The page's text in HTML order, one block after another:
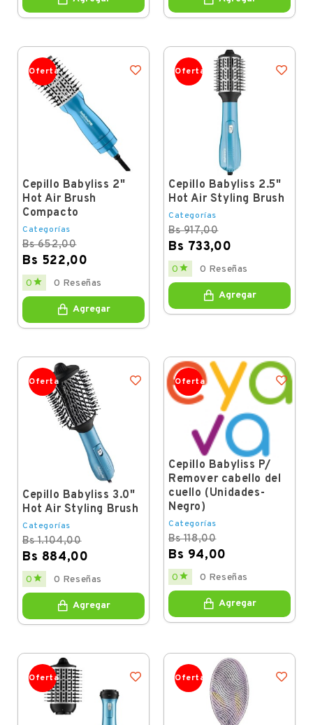
Oferta
Cepillo Babyliss 2"
Hot Air Brush
Compacto
Categorías
Bs 652,00
Bs 522,00
Regular
price
Price
0  0 Reseñas
Agregar
Oferta
Cepillo Babyliss 2.5"
Hot Air Styling Brush
Categorías
Bs 917,00
Bs 733,00
Regular
price
Price
0  0 Reseñas
Agregar
Oferta
Cepillo Babyliss 3.0"
Hot Air Styling Brush
Categorías
Bs 1.104,00
Bs 884,00
Regular
price
Price
0  0 Reseñas
Agregar
Oferta
Cepillo Babyliss P/
Remover cabello del
cuello (Unidades-
Negro)
Categorías
Bs 118,00
Bs 94,00
Regular
price
Price
0  0 Reseñas
Agregar
Oferta Oferta